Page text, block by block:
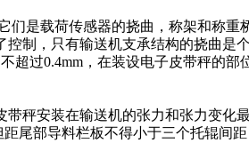
载荷传感器的挠曲，称架和称重
制，只有输送机支承结构的挠曲
超过0.4mm，在装设电子皮带秤的部
安装在输送机的张力和张力变化
尾部导料栏板不得小于三个托辊间